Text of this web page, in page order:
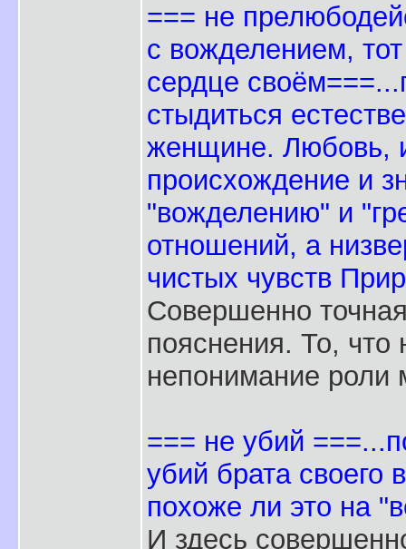
=== не
с вожделением,
сердце
стыдиться
женщине. Любовь,
происхождение и
"вожделению" и
отношений, а
чистых чувств
Совершенно
пояснения. То,
непонимание
=== не убий
убий брата
похоже ли это на
И здесь